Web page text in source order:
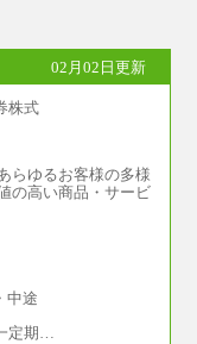
02月02日更新
らゆるお客様の多様
の高い商品・サービ
中途
定期…